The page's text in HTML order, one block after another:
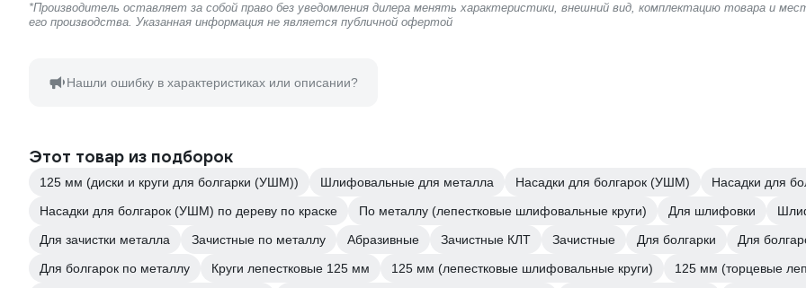
*Производитель оставляет за собой право без уведомления дилера менять характеристики, внешний вид, комплектацию товара и
его производства. Указанная информация не является публичной офертой
Нашли ошибку в характеристиках или описании?
Этот товар из подборок
125 мм (диски и круги для болгарки (УШМ)) Шлифовальные для металла Насадки для болгарок (УШМ)
Насадки для
Насадки для болгарок (УШМ) по дереву по краске
По металлу (лепестковые шлифовальные круги) Для шлифовки
Для зачистки металла
Зачистные по металлу Абразивные Зачистные КЛТ Зачистные Для болгарки
Для
Для болгарок по металлу
Круги лепестковые 125 мм 125 мм (лепестковые шлифовальные круги)
125 мм (торцевые